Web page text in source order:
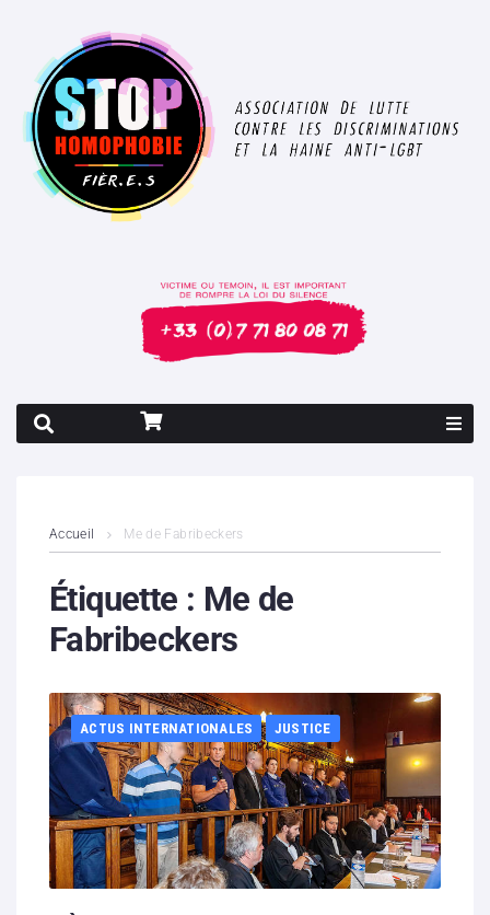
Contenus litigieux
Nous soutenir
Partenaires
Contacts
Hébergement solidaire
Accueil Me de Fabribeckers
Étiquette : Me de
Fabribeckers
ACTUS INTERNATIONALES JUSTICE